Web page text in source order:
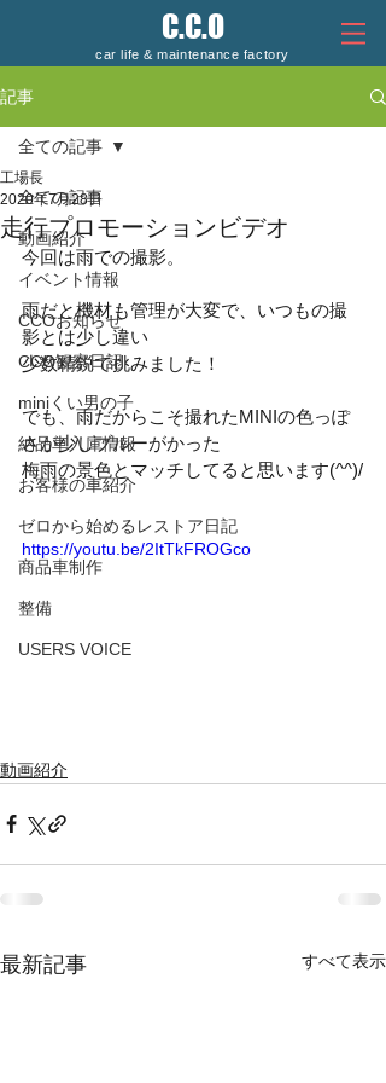
C.C.O
car life & maintenance factory
記事
全ての記事
動画紹介
イベント情報
CCOお知らせ
CCO観察日記
miniくい男の子
納品車入庫情報
お客様の車紹介
ゼロから始めるレストア日記
商品車制作
整備
USERS VOICE
全ての記事
走行プロモーションビデオ
工場長
2020年7月28日
今回は雨での撮影。
雨だと機材も管理が大変で、いつもの撮
影とは少し違い
少数精鋭で挑みました！
でも、雨だからこそ撮れたMINIの色っぽ
さが少しブルーがかった
梅雨の景色とマッチしてると思います(^^)/
https://youtu.be/2ItTkFROGco
動画紹介
最新記事 すべて表示